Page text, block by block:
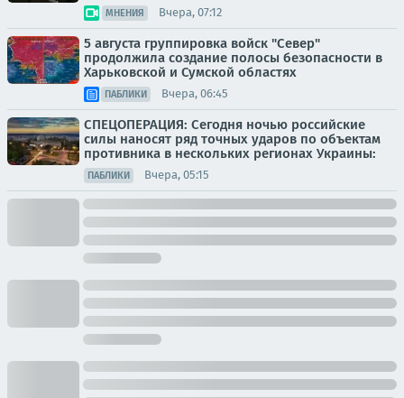
МНЕНИЯ Вчера, 07:12
5 августа группировка войск "Север"
продолжила создание полосы безопасности в
Харьковской и Сумской областях
ПАБЛИКИ Вчера, 06:45
СПЕЦОПЕРАЦИЯ: Сегодня ночью российские
силы наносят ряд точных ударов по объектам
противника в нескольких регионах Украины:
ПАБЛИКИ Вчера, 05:15